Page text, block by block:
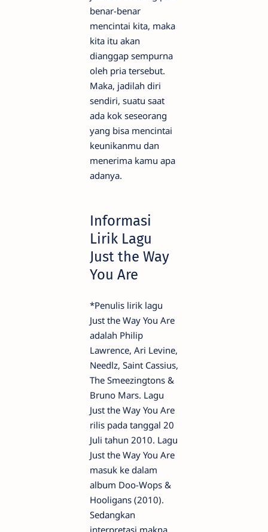
benar-benar
mencintai kita, maka
kita itu akan
dianggap sempurna
oleh pria tersebut.
Maka, jadilah diri
sendiri, suatu saat
ada kok seseorang
yang bisa mencintai
keunikanmu dan
menerima kamu apa
adanya.
Informasi
Lirik Lagu
Just the Way
You Are
*Penulis lirik lagu
Just the Way You Are
adalah Philip
Lawrence, Ari Levine,
Needlz, Saint Cassius,
The Smeezingtons &
Bruno Mars. Lagu
Just the Way You Are
rilis pada tanggal 20
Juli tahun 2010. Lagu
Just the Way You Are
masuk ke dalam
album Doo-Wops &
Hooligans (2010).
Sedangkan